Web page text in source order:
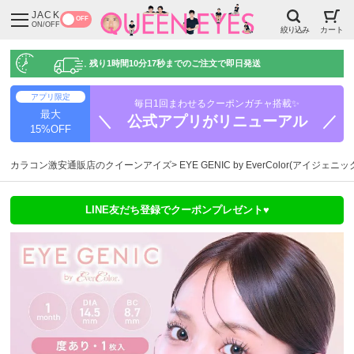
JACK
ON/OFF
OFF
絞り込み カート
残り1時間10分16秒までのご注文で即日発送
アプリ限定
最大
15%OFF
毎日1回まわせるクーポンガチャ搭載✨
＼ 公式アプリがリニューアル ／
カラコン激安通販店のクイーンアイズ EYE GENIC by EverColor(アイジェニッ
LINE友だち登録でクーポンプレゼント♥